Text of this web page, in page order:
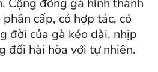
Cộng đồng gà hình thành
cấp, có hợp tác, có
đời của gà kéo dài, nhịp
đối hài hòa với tự nhiên.